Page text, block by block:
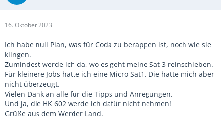
16. Oktober 2023
Ich habe null Plan, was für Coda zu berappen ist, noch wie sie
klingen.
Zumindest werde ich da, wo es geht meine Sat 3 reinschieben.
Für kleinere Jobs hatte ich eine Micro Sat1. Die hatte mich aber
nicht überzeugt.
Vielen Dank an alle für die Tipps und Anregungen.
Und ja, die HK 602 werde ich dafür nicht nehmen!
Grüße aus dem Werder Land.